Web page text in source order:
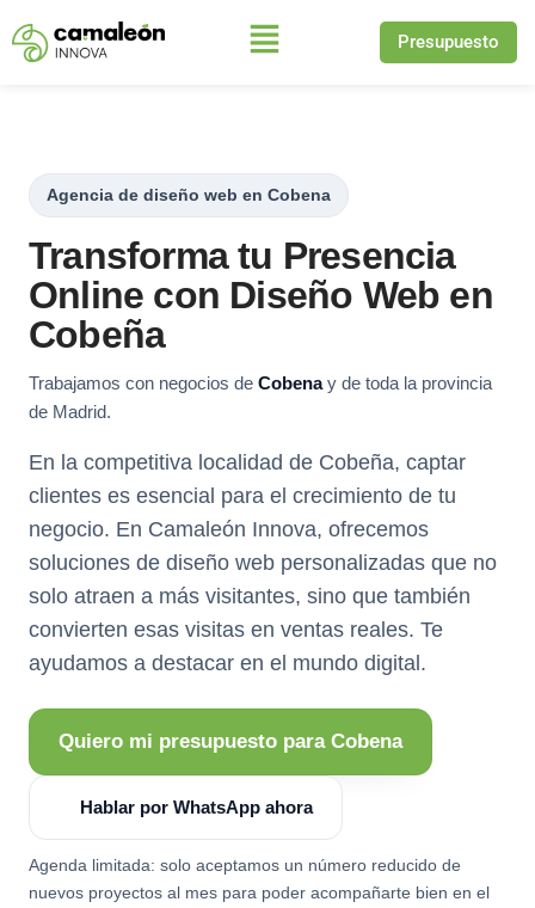
Saltar
Presupuesto
Agencia de diseño web en Cobena
Transforma tu Presencia
Online con Diseño Web en
Cobeña
Trabajamos con negocios de Cobenay de toda la provincia
de Madrid.
En la competitiva localidad de Cobeña, captar
clientes es esencial para el crecimiento de tu
negocio. En Camaleón Innova, ofrecemos
soluciones de diseño web personalizadas que no
solo atraen a más visitantes, sino que también
convierten esas visitas en ventas reales. Te
ayudamos a destacar en el mundo digital.
Quiero mi presupuesto para Cobena
Hablar por WhatsApp ahora
Agenda limitada: solo aceptamos un número reducido de
nuevos proyectos al mes para poder acompañarte bien en el